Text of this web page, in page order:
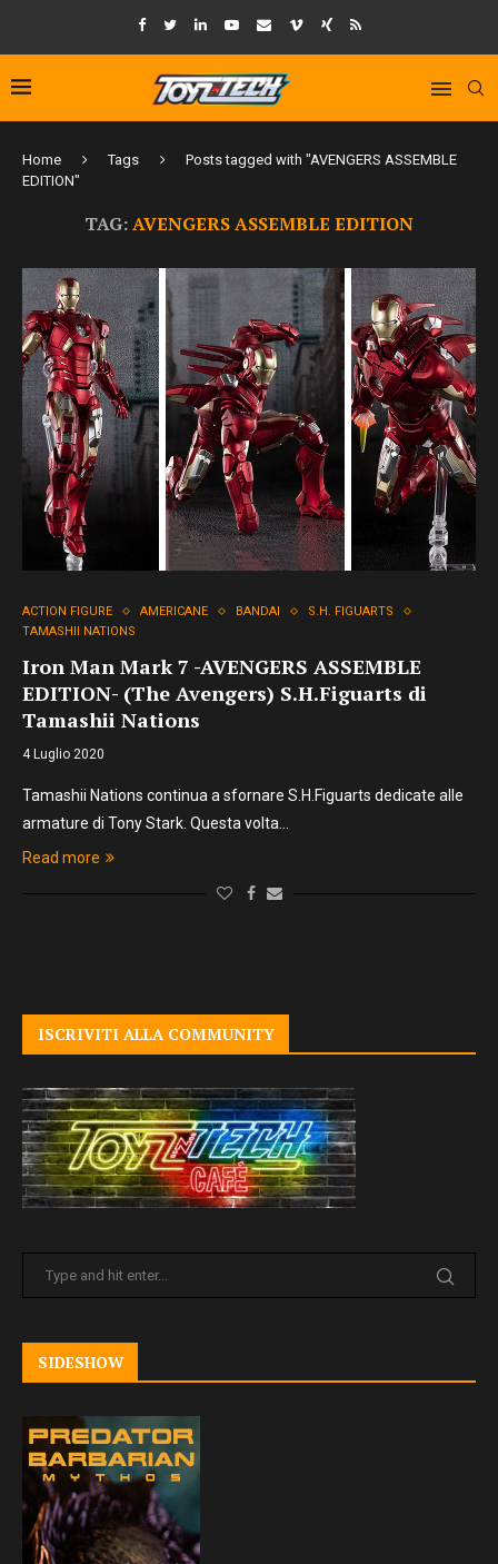
Home Tags
Posts tagged with "AVENGERS ASSEMBLE
EDITION"
TAG:AVENGERS ASSEMBLE EDITION
ACTION FIGURE AMERICANE BANDAI
S.H. FIGUARTS
TAMASHII NATIONS
Iron Man Mark 7 -AVENGERS ASSEMBLE
EDITION- (The Avengers) S.H.Figuarts di
Tamashii Nations
4 Luglio 2020
Tamashii Nations continua a sfornare S.H.Figuarts dedicate alle
armature di Tony Stark. Questa volta…
Read more
ISCRIVITI ALLA COMMUNITY
SIDESHOW